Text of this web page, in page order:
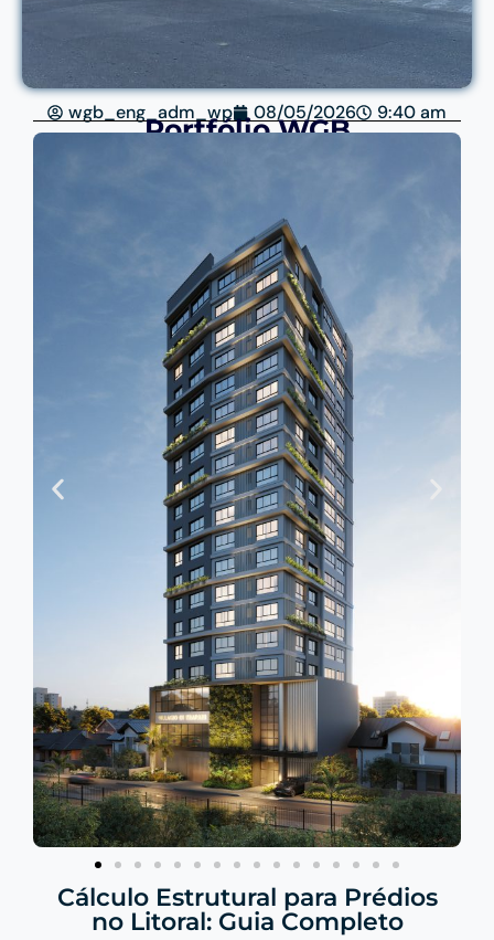
wgb_eng_adm_wp 08/05/2026 9:40 am
Portfólio WGB
Cálculo Estrutural para Prédios
no Litoral: Guia Completo